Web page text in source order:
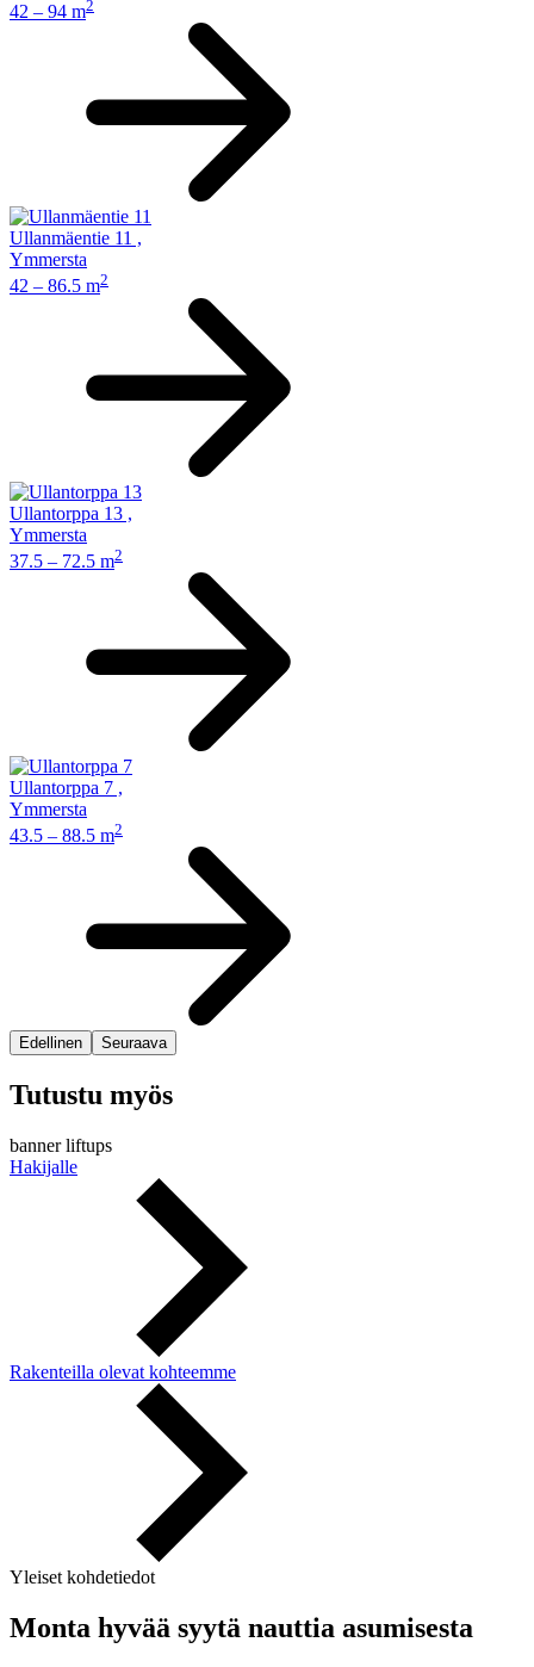
42 – 94 m2
Ullanmäentie 11 ,
Ymmersta
42 – 86.5 m2
Ullantorppa 13 ,
Ymmersta
37.5 – 72.5 m2
Ullantorppa 7 ,
Ymmersta
43.5 – 88.5 m2
Edellinen Seuraava
Tutustu myös
banner liftups
Hakijalle
Rakenteilla olevat kohteemme
Yleiset kohdetiedot
Monta hyvää syytä nauttia asumisesta